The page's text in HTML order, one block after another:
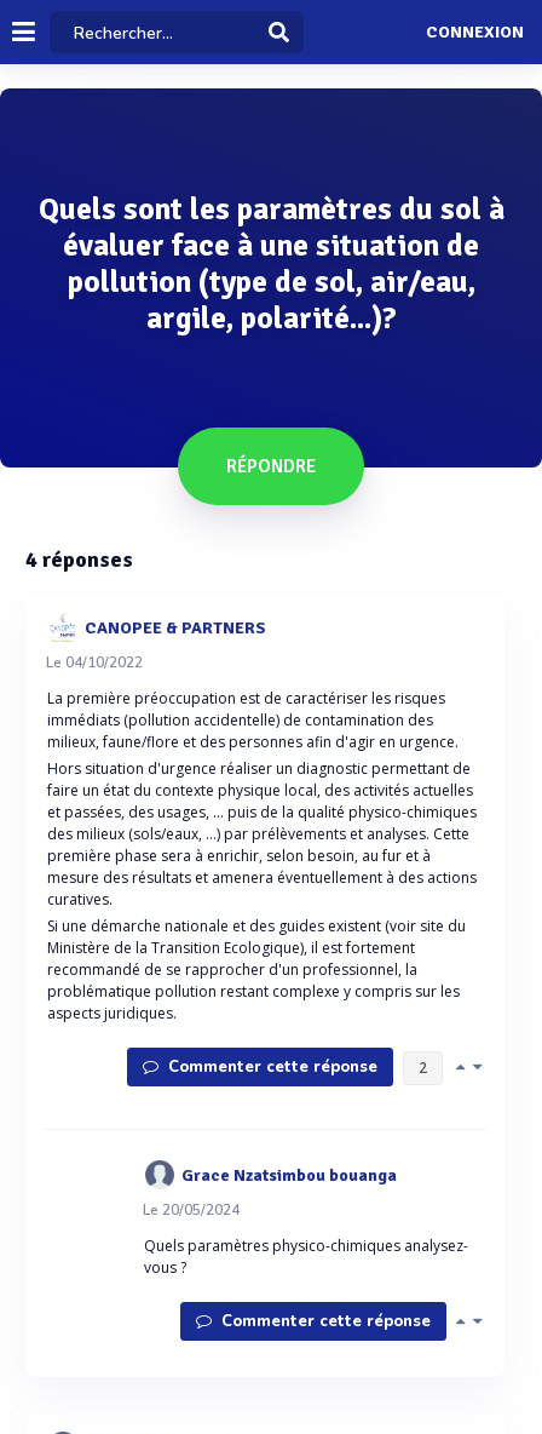
CONNEXION
Quels sont les paramètres du sol à
évaluer face à une situation de
pollution (type de sol, air/eau,
argile, polarité...)?
RÉPONDRE
4réponses
CANOPEE & PARTNERS
Le 04/10/2022
La première préoccupation est de caractériser les risques
immédiats (pollution accidentelle) de contamination des
milieux, faune/flore et des personnes afin d'agir en urgence.
Hors situation d'urgence réaliser un diagnostic permettant de
faire un état du contexte physique local, des activités actuelles
et passées, des usages, ... puis de la qualité physico-chimiques
des milieux (sols/eaux, ...) par prélèvements et analyses. Cette
première phase sera à enrichir, selon besoin, au fur et à
mesure des résultats et amenera éventuellement à des actions
curatives.
Si une démarche nationale et des guides existent (voir site du
Ministère de la Transition Ecologique), il est fortement
recommandé de se rapprocher d'un professionnel, la
problématique pollution restant complexe y compris sur les
aspects juridiques.
Commenter cette réponse 2
Grace Nzatsimbou bouanga
Le 20/05/2024
Quels paramètres physico-chimiques analysez-
vous ?
Commenter cette réponse